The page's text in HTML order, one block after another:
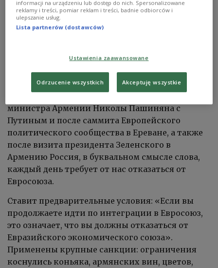
зависимости. Один из главных — энергетика.
И не только это, говорит Степан Григорян,
руководитель Армянского аналитического
Конечно, общая стратегия—сделать все,
чтобы Армения не ориентировалась на
евроинтеграцию. После встречи премьер-
министра Армении Николы Пашиняна с
Путиным и после саммита Европейского
политического сообщества в Ереване, а также
после визита президента Зеленского в
Армению Россия, в буквальном смысле слова,
каждый день требует от нас отказаться от
Евросоюза.
Ставит предварительные условия: «Если вы
продолжаете идти по интеграции в Евросоюз,
это означает, что вы должны отказаться от
Евразийского экономического союза».
Применены крупные санкции: ограничения
коснулись коньяка, армянских вин, цветов,
informacji na urządzeniu lub dostęp do nich. Spersonalizowane
reklamy i treści, pomiar reklam i treści, badnie odbiorców i
ulepszanie usług.
Lista partnerów (dostawców)
Ustawienia zaawansowane
Odrzucenie wszystkich Akceptuję wszystkie